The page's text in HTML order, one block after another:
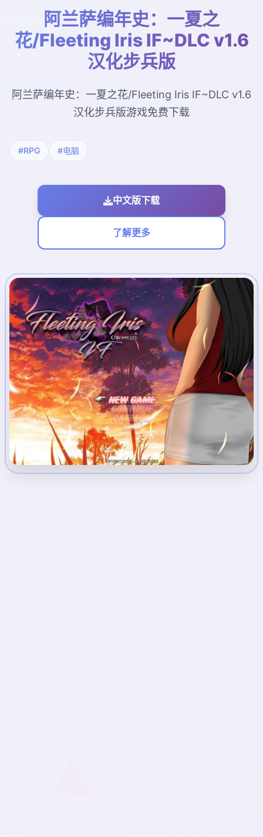
阿兰萨编年史：一夏之
花/Fleeting Iris IF~DLC v1.6
汉化步兵版
阿兰萨编年史：一夏之花/Fleeting Iris IF~DLC v1.6
汉化步兵版游戏免费下载
#RPG #电脑
中文版下载
了解更多